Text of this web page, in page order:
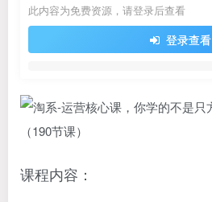
此内容为免费资源，请登录后查看
登录查看
课程内容：